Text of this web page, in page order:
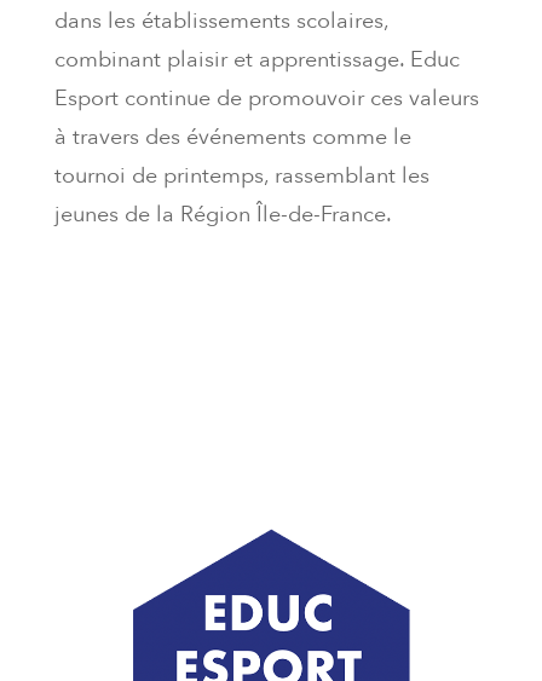
dans les établissements scolaires,
combinant plaisir et apprentissage. Educ
Esport continue de promouvoir ces valeurs
à travers des événements comme le
tournoi de printemps, rassemblant les
jeunes de la Région Île-de-France.